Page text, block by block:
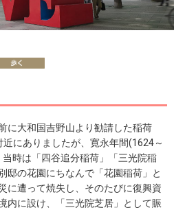
に大和国吉野山より勧請した稲荷
にありましたが、寛永年間(1624～
時は「四谷追分稲荷」「三光院稲
邸の花園にちなんで「花園稲荷」と
に遭って焼失し、そのたびに復興資
内に設け、「三光院芝居」として賑